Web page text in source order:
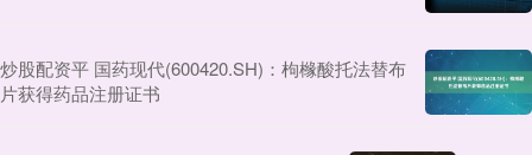
炒股配资平 国药现代(600420.SH)：枸橼酸托法替布
片获得药品注册证书